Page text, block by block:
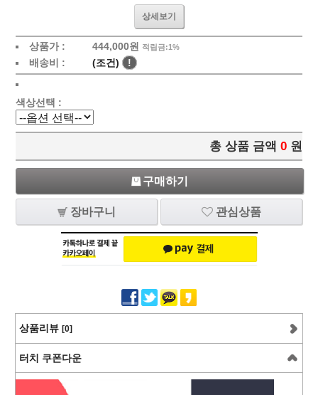
상세보기
상품가 : 444,000원 적립금:1%
배송비 : (조건) !
색상선택 :
총 상품 금액 0 원
구매하기
장바구니 관심상품
상품리뷰 [0]
터치 쿠폰다운